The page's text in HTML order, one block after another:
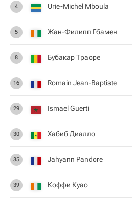
4 Urie-Michel Mboula
5 Жан-Филипп Гбамен
8 Бубакар Траоре
16 Romain Jean-Baptiste
29 Ismael Guerti
30 Хабиб Диалло
35 Jahyann Pandore
39 Коффи Куао